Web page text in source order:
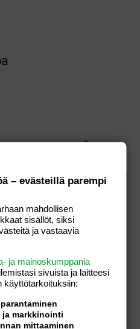
green card -
rajaton
pelioikeus
(404€ Hiisi
Golf)
659,00€
404,00€
LISÄÄ
OSTOSKORIIN
– evästeillä parempi
mahdollisen
sisällöt, siksi
ja vastaavia
ja mainoskumppania
sivuista ja laitteesi
käyttötarkoituksiin:
markkinointi
mittaaminen